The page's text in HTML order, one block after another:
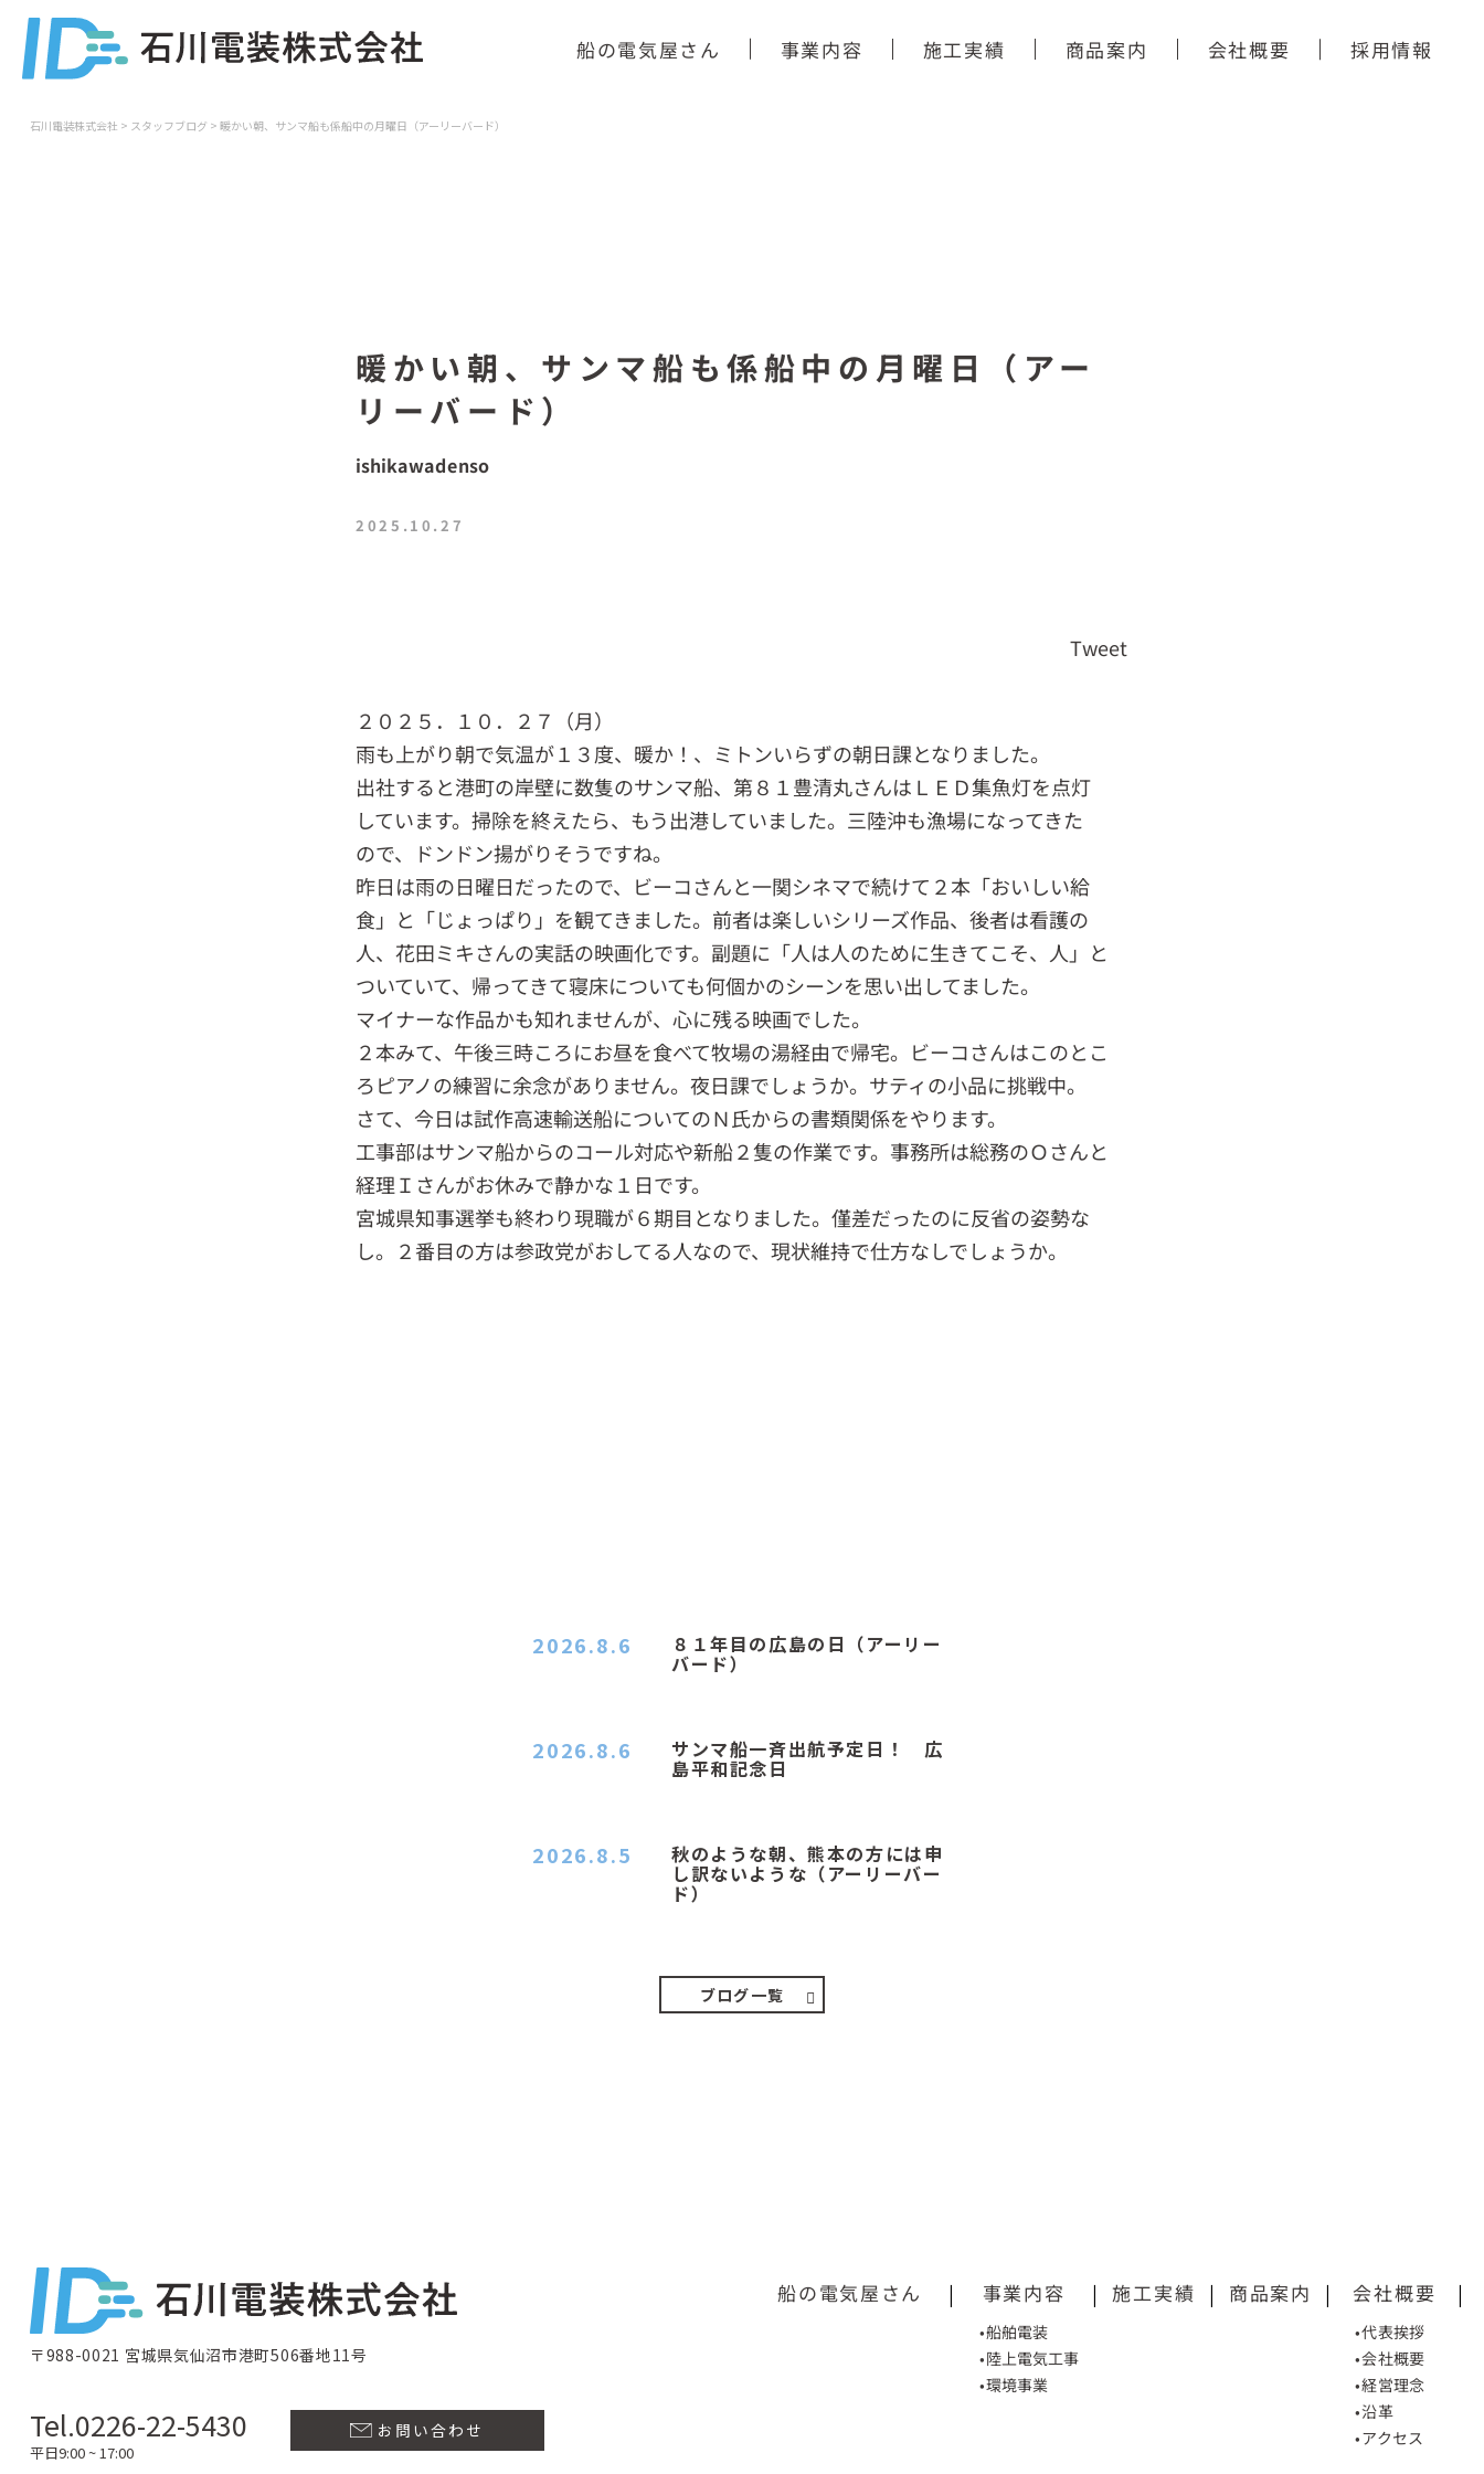
船の電気屋さん 事業内容 施工実績 商品案内 会社概要 採用情報
石川電装株式会社 > スタッフブログ > 暖かい朝、サンマ船も係船中の月曜日（アーリーバード）
暖かい朝、サンマ船も係船中の月曜日（アー
リーバード）
ishikawadenso
2025.10.27
Tweet
２０２５．１０．２７（月）
雨も上がり朝で気温が１３度、暖か！、ミトンいらずの朝日課となりました。
出社すると港町の岸壁に数隻のサンマ船、第８１豊清丸さんはＬＥＤ集魚灯を点灯
しています。掃除を終えたら、もう出港していました。三陸沖も漁場になってきた
ので、ドンドン揚がりそうですね。
昨日は雨の日曜日だったので、ビーコさんと一関シネマで続けて２本「おいしい給
食」と「じょっぱり」を観てきました。前者は楽しいシリーズ作品、後者は看護の
人、花田ミキさんの実話の映画化です。副題に「人は人のために生きてこそ、人」と
ついていて、帰ってきて寝床についても何個かのシーンを思い出してました。
マイナーな作品かも知れませんが、心に残る映画でした。
２本みて、午後三時ころにお昼を食べて牧場の湯経由で帰宅。ビーコさんはこのとこ
ろピアノの練習に余念がありません。夜日課でしょうか。サティの小品に挑戦中。
さて、今日は試作高速輸送船についてのＮ氏からの書類関係をやります。
工事部はサンマ船からのコール対応や新船２隻の作業です。事務所は総務のＯさんと
経理Ｉさんがお休みで静かな１日です。
宮城県知事選挙も終わり現職が６期目となりました。僅差だったのに反省の姿勢な
し。２番目の方は参政党がおしてる人なので、現状維持で仕方なしでしょうか。
８１年目の広島の日（アーリー
バード）
2026.8.6
サンマ船一斉出航予定日！ 広
島平和記念日
2026.8.6
秋のような朝、熊本の方には申
し訳ないような（アーリーバー
ド）
2026.8.5
ブログ一覧
〒988-0021 宮城県気仙沼市港町506番地11号
Tel.0226-22-5430
平日9:00 ~ 17:00
お問い合わせ
船の電気屋さん | 事業内容
•船舶電装
•陸上電気工事
•環境事業
| 施工実績 | 商品案内 | 会社概要
•代表挨拶
•会社概要
•経営理念
•沿革
•アクセス
|